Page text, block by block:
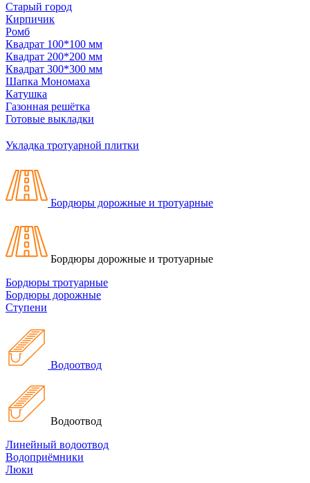
Старый город
Кирпичик
Ромб
Квадрат 100*100 мм
Квадрат 200*200 мм
Квадрат 300*300 мм
Шапка Мономаха
Катушка
Газонная решётка
Готовые выкладки
Укладка тротуарной плитки
Бордюры дорожные и тротуарные
Бордюры дорожные и тротуарные
Бордюры тротуарные
Бордюры дорожные
Ступени
Водоотвод
Водоотвод
Линейный водоотвод
Водоприёмники
Люки